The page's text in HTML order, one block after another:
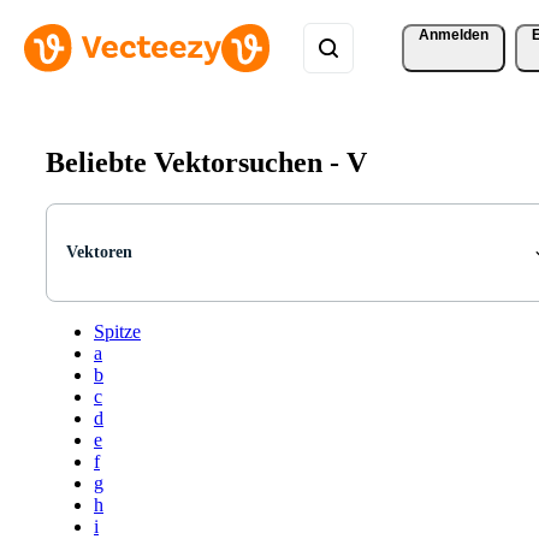
Anmelden
Beliebte Vektorsuchen - V
Vektoren
Spitze
a
b
c
d
e
f
g
h
i